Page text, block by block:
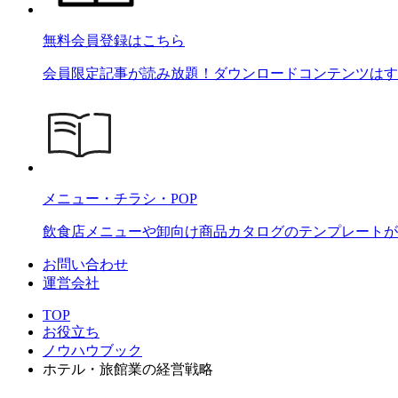
無料会員登録はこちら
会員限定記事が読み放題！ダウンロードコンテンツは
メニュー・チラシ・POP
飲食店メニューや卸向け商品カタログのテンプレート
お問い合わせ
運営会社
TOP
お役立ち
ノウハウブック
ホテル・旅館業の経営戦略